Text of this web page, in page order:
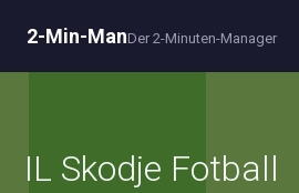
2-Min-ManDer 2-Minuten-Manager
IL Skodje Fotball